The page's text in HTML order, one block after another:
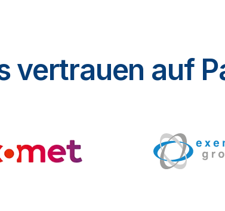
vertrauen auf